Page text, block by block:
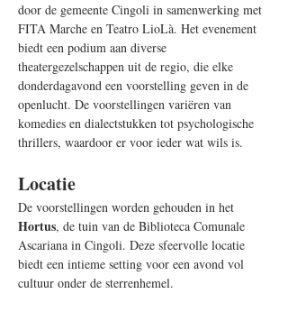
door de gemeente Cingoli in samenwerking met
FITA Marche en Teatro LioLà. Het evenement
biedt een podium aan diverse
theatergezelschappen uit de regio, die elke
donderdagavond een voorstelling geven in de
openlucht. De voorstellingen variëren van
komedies en dialectstukken tot psychologische
thrillers, waardoor er voor ieder wat wils is.
Locatie
De voorstellingen worden gehouden in het
Hortus, de tuin van de Biblioteca Comunale
Ascariana in Cingoli. Deze sfeervolle locatie
biedt een intieme setting voor een avond vol
cultuur onder de sterrenhemel.